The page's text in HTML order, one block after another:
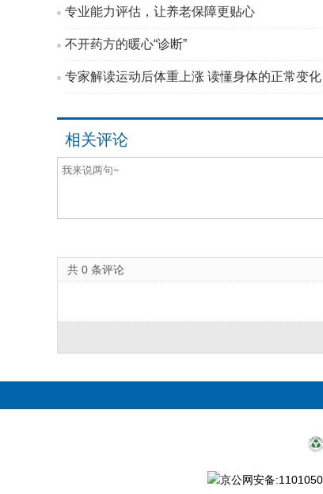
专业能力评估，让养老保障更贴心
不开药方的暖心“诊断”
专家解读运动后体重上涨 读懂身体的正常变化
相关评论
共 0 条评论